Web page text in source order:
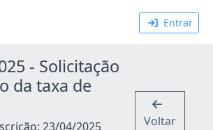
Entrar
- Solicitação
da taxa de
23/04/2025
Voltar